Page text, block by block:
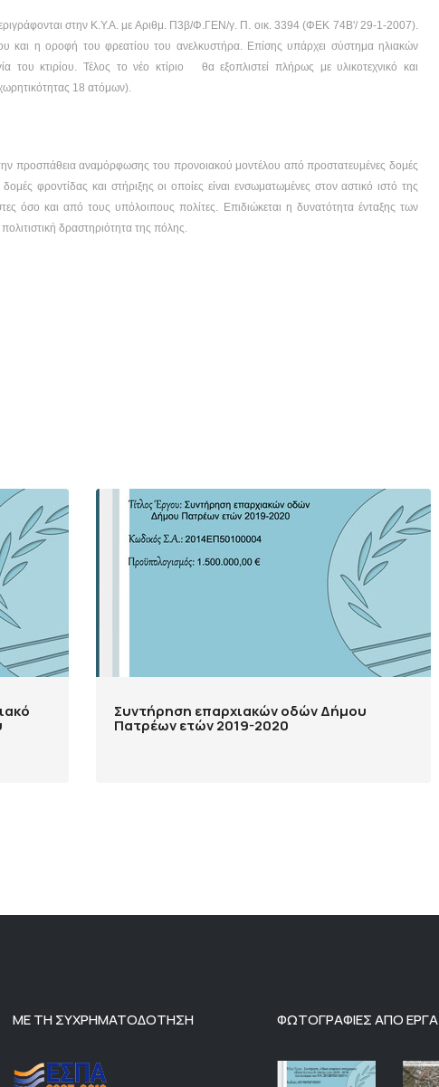
στην Κ.Υ.Α. με Αριθμ. Π3β/Φ.ΓΕΝ/γ. Π. οικ. 3394 (ΦΕΚ 74Β'/ 29-1-2007).
και η οροφή του φρεατίου του ανελκυστήρα. Επίσης υπάρχει σύστημα ηλιακών
του κτιρίου. Τέλος το νέο κτίριο θα εξοπλιστεί πλήρως με υλικοτεχνικό και
18 ατόμων).
προσπάθεια αναμόρφωσης του προνοιακού μοντέλου από προστατευμένες δομές
φροντίδας και στήριξης οι οποίες είναι ενσωματωμένες στον αστικό ιστό της
όσο και από τους υπόλοιπους πολίτες. Επιδιώκεται η δυνατότητα ένταξης των
δραστηριότητα της πόλης.
Συντήρηση επαρχιακών οδών Δήμου
Πατρέων ετών 2019-2020
ΜΕ ΤΗ ΣΥΧΡΗΜΑΤΟΔΟΤΗΣΗ ΦΩΤΟΓΡΑΦΙΕΣ ΑΠΟ ΕΡΓΑ